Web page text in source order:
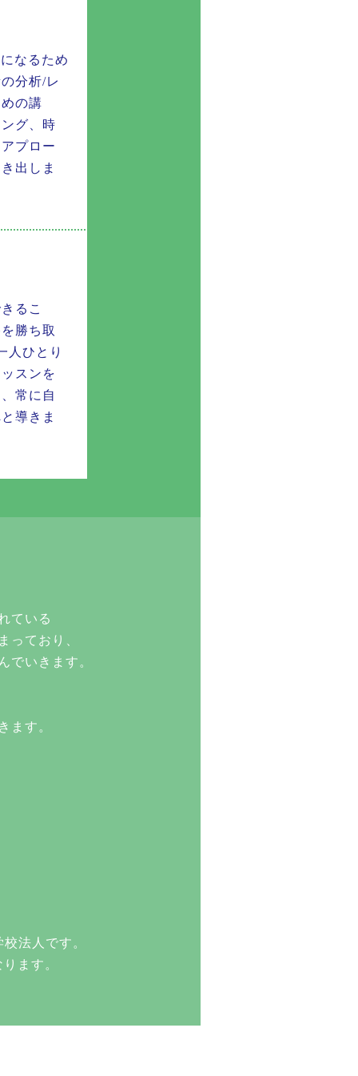
なるため
分析/レ
の講
グ、時
プロー
出しま
るこ
勝ち取
人ひとり
スンを
常に自
導きま
ている
っており、
でいきます。
ます。
法人です。
ます。